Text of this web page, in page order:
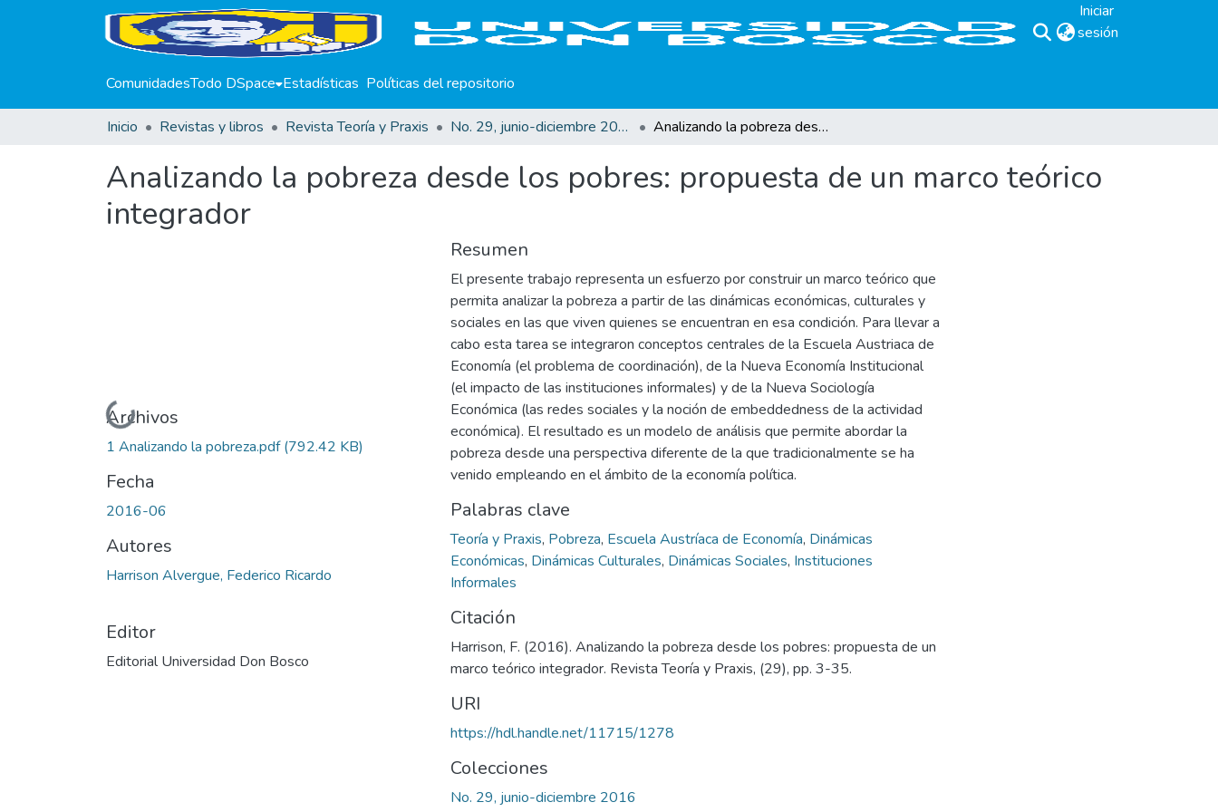
Iniciar
sesión
ComunidadesTodo DSpace Estadísticas Políticas del repositorio
Inicio Revistas y libros Revista Teoría y Praxis No. 29, junio-diciembre 2016 Analizando la pobreza desde los pobres: propuesta de un marco teórico integrador
Analizando la pobreza desde los pobres: propuesta de un marco teórico
integrador
Cargando...
Archivos
1 Analizando la pobreza.pdf(792.42 KB)
Fecha
2016-06
Autores
Harrison Alvergue, Federico Ricardo
Editor
Editorial Universidad Don Bosco
Resumen
El presente trabajo representa un esfuerzo por construir un marco teórico que
permita analizar la pobreza a partir de las dinámicas económicas, culturales y
sociales en las que viven quienes se encuentran en esa condición. Para llevar a
cabo esta tarea se integraron conceptos centrales de la Escuela Austriaca de
Economía (el problema de coordinación), de la Nueva Economía Institucional
(el impacto de las instituciones informales) y de la Nueva Sociología
Económica (las redes sociales y la noción de embeddedness de la actividad
económica). El resultado es un modelo de análisis que permite abordar la
pobreza desde una perspectiva diferente de la que tradicionalmente se ha
venido empleando en el ámbito de la economía política.
Palabras clave
Teoría y Praxis, Pobreza, Escuela Austríaca de Economía, Dinámicas
Económicas, Dinámicas Culturales, Dinámicas Sociales, Instituciones
Informales
Citación
Harrison, F. (2016). Analizando la pobreza desde los pobres: propuesta de un
marco teórico integrador. Revista Teoría y Praxis, (29), pp. 3-35.
URI
https://hdl.handle.net/11715/1278
Colecciones
No. 29, junio-diciembre 2016